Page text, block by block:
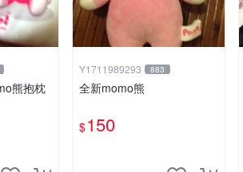
熊抱枕
Y1711989293 883
全新momo熊
$150